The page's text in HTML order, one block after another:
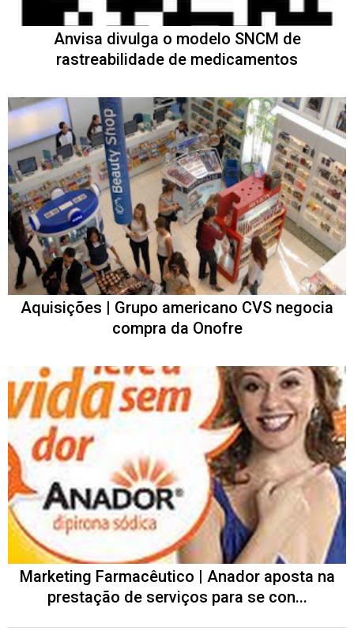
Anvisa divulga o modelo SNCM de
rastreabilidade de medicamentos
Aquisições | Grupo americano CVS negocia
compra da Onofre
Marketing Farmacêutico | Anador aposta na
prestação de serviços para se con...